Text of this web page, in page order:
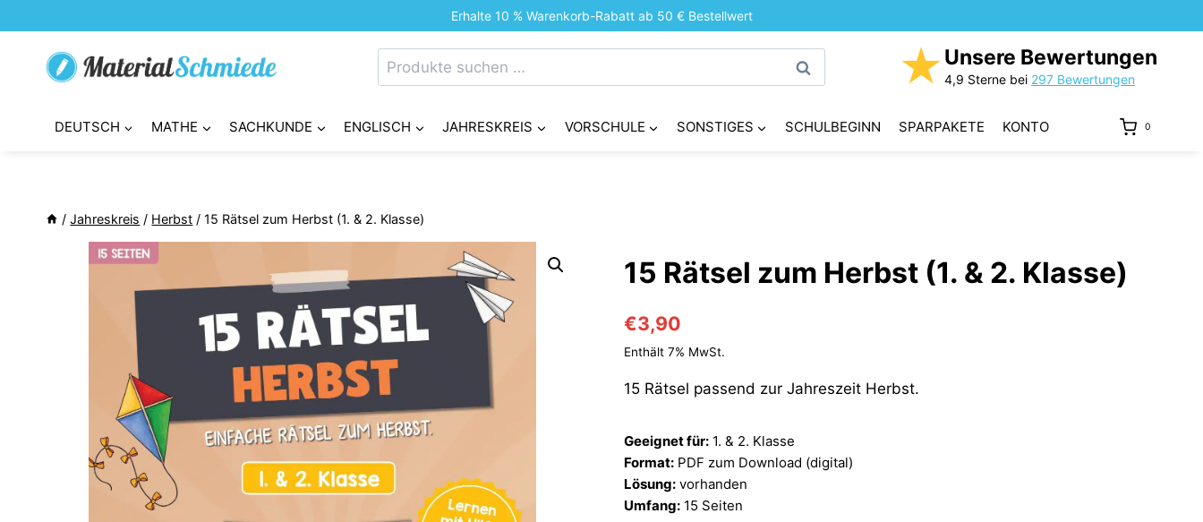
Inhalt
springen
Erhalte 10 % Warenkorb-Rabatt ab 50 € Bestellwert
Suchen
nach:
Suchen ★ Unsere Bewertungen
4,9 Sterne bei 297 Bewertungen
DEUTSCH MATHE SACHKUNDE ENGLISCH JAHRESKREIS VORSCHULE SONSTIGES SCHULBEGINN SPARPAKETE KONTO 0
/ Jahreskreis / Herbst / 15 Rätsel zum Herbst (1. & 2. Klasse)
15 Rätsel zum Herbst (1. & 2. Klasse)
€3,90
Enthält 7% MwSt.
15 Rätsel passend zur Jahreszeit Herbst.
Geeignet für: 1. & 2. Klasse
Format: PDF zum Download (digital)
Lösung: vorhanden
Umfang: 15 Seiten